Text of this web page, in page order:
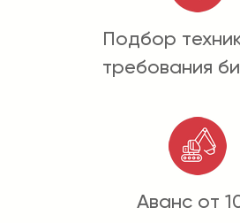
Подбор
требования
Аванс от